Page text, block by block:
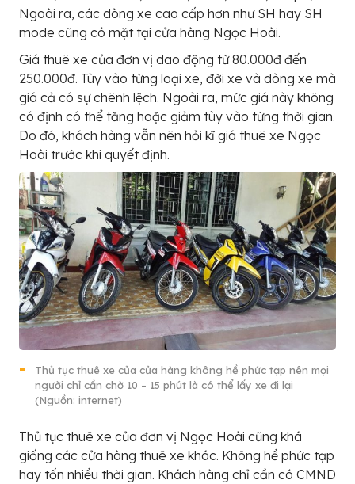
Ngoài ra, các dòng xe cao cấp hơn như SH hay SH
mode cũng có mặt tại cửa hàng Ngọc Hoài.
Giá thuê xe của đơn vị dao động từ 80.000đ đến
250.000đ. Tùy vào từng loại xe, đời xe và dòng xe mà
giá cả có sự chênh lệch. Ngoài ra, mức giá này không
có định có thể tăng hoặc giảm tùy vào từng thời gian.
Do đó, khách hàng vẫn nên hỏi kĩ giá thuê xe Ngọc
Hoài trước khi quyết định.
Thủ tục thuê xe của cửa hàng không hề phức tạp nên mọi
người chỉ cần chờ 10 – 15 phút là có thể lấy xe đi lại
(Nguồn: internet)
Thủ tục thuê xe của đơn vị Ngọc Hoài cũng khá
giống các cửa hàng thuê xe khác. Không hề phức tạp
hay tốn nhiều thời gian. Khách hàng chỉ cần có CMND